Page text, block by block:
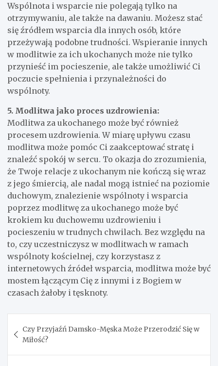
Wspólnota i wsparcie nie polegają tylko na
otrzymywaniu, ale także na dawaniu. Możesz stać
się źródłem wsparcia dla innych osób, które
przeżywają podobne trudności. Wspieranie innych
w modlitwie za ich ukochanych może nie tylko
przynieść im pocieszenie, ale także umożliwić Ci
poczucie spełnienia i przynależności do
wspólnoty.
5. Modlitwa jako proces uzdrowienia:
Modlitwa za ukochanego może być również
procesem uzdrowienia. W miarę upływu czasu
modlitwa może pomóc Ci zaakceptować stratę i
znaleźć spokój w sercu. To okazja do zrozumienia,
że Twoje relacje z ukochanym nie kończą się wraz
z jego śmiercią, ale nadal mogą istnieć na poziomie
duchowym, znalezienie wspólnoty i wsparcia
poprzez modlitwę za ukochanego może być
krokiem ku duchowemu uzdrowieniu i
pocieszeniu w trudnych chwilach. Bez względu na
to, czy uczestniczysz w modlitwach w ramach
wspólnoty kościelnej, czy korzystasz z
internetowych źródeł wsparcia, modlitwa może być
mostem łączącym Cię z innymi i z Bogiem w
czasach żałoby i tęsknoty.
wpisu
Czy Przyjaźń Damsko-Męska Może Przerodzić Się w
Miłość?